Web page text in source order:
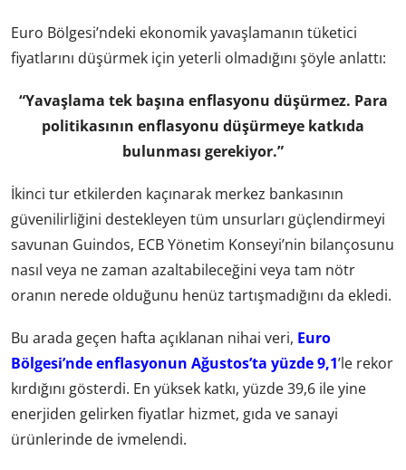
Euro Bölgesi’ndeki ekonomik yavaşlamanın tüketici
fiyatlarını düşürmek için yeterli olmadığını şöyle anlattı:
“Yavaşlama tek başına enflasyonu düşürmez. Para
politikasının enflasyonu düşürmeye katkıda
bulunması gerekiyor.”
İkinci tur etkilerden kaçınarak merkez bankasının
güvenilirliğini destekleyen tüm unsurları güçlendirmeyi
savunan Guindos, ECB Yönetim Konseyi’nin bilançosunu
nasıl veya ne zaman azaltabileceğini veya tam nötr
oranın nerede olduğunu henüz tartışmadığını da ekledi.
Bu arada geçen hafta açıklanan nihai veri, Euro
Bölgesi’nde enflasyonun Ağustos’ta yüzde 9,1’le rekor
kırdığını gösterdi. En yüksek katkı, yüzde 39,6 ile yine
enerjiden gelirken fiyatlar hizmet, gıda ve sanayi
ürünlerinde de ivmelendi.